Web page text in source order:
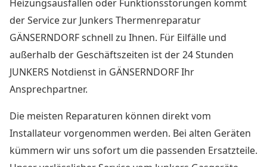
Heizungsausfällen oder Funktionsstörungen kommt
der Service zur Junkers Thermenreparatur
GÄNSERNDORF schnell zu Ihnen. Für Eilfälle und
außerhalb der Geschäftszeiten ist der24 Stunden
JUNKERS Notdienst in GÄNSERNDORFIhr
Ansprechpartner.
Die meisten Reparaturen können direkt vom
Installateur vorgenommen werden. Bei alten Geräten
kümmern wir uns sofort um die passenden Ersatzteile.